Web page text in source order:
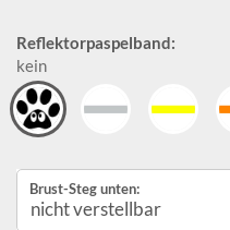
Reflektorpaspelband:
kein
Brust-Steg unten: